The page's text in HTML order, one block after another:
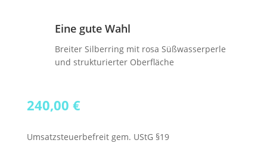
Eine gute Wahl
Breiter Silberring mit rosa Süßwasserperle
und strukturierter Oberfläche
240,00 €
Umsatzsteuerbefreit gem. UStG §19